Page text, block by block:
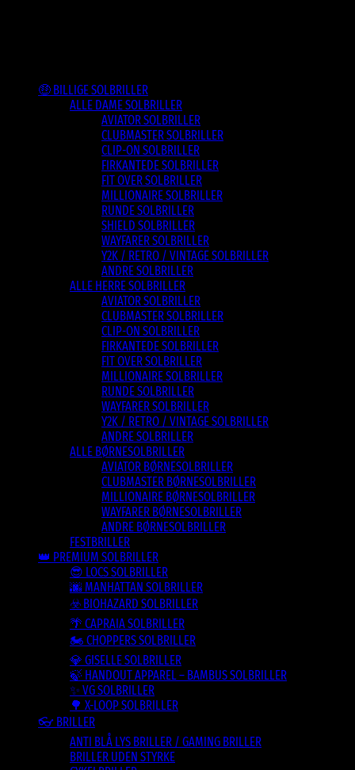
🤑 BILLIGE SOLBRILLER
ALLE DAME SOLBRILLER
AVIATOR SOLBRILLER
CLUBMASTER SOLBRILLER
CLIP-ON SOLBRILLER
FIRKANTEDE SOLBRILLER
FIT OVER SOLBRILLER
MILLIONAIRE SOLBRILLER
RUNDE SOLBRILLER
SHIELD SOLBRILLER
WAYFARER SOLBRILLER
Y2K / RETRO / VINTAGE SOLBRILLER
ANDRE SOLBRILLER
ALLE HERRE SOLBRILLER
AVIATOR SOLBRILLER
CLUBMASTER SOLBRILLER
CLIP-ON SOLBRILLER
FIRKANTEDE SOLBRILLER
FIT OVER SOLBRILLER
MILLIONAIRE SOLBRILLER
RUNDE SOLBRILLER
WAYFARER SOLBRILLER
Y2K / RETRO / VINTAGE SOLBRILLER
ANDRE SOLBRILLER
ALLE BØRNESOLBRILLER
AVIATOR BØRNESOLBRILLER
CLUBMASTER BØRNESOLBRILLER
MILLIONAIRE BØRNESOLBRILLER
WAYFARER BØRNESOLBRILLER
ANDRE BØRNESOLBRILLER
FESTBRILLER
👑 PREMIUM SOLBRILLER
😎 LOCS SOLBRILLER
🌆 MANHATTAN SOLBRILLER
☣️ BIOHAZARD SOLBRILLER
🌴 CAPRAIA SOLBRILLER
🏍️ CHOPPERS SOLBRILLER
💎 GISELLE SOLBRILLER
🍃 HANDOUT APPAREL – BAMBUS SOLBRILLER
✨ VG SOLBRILLER
🌳 X-LOOP SOLBRILLER
👓 BRILLER
ANTI BLÅ LYS BRILLER / GAMING BRILLER
BRILLER UDEN STYRKE